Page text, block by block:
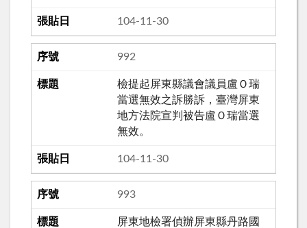
104-11-30
992
檢提起屏東縣議會議員盧Ｏ瑞
當選無效之訴勝訴，臺灣屏東
地方法院宣判被告盧Ｏ瑞當選
無效。
104-11-30
993
屏東地檢署偵辦屏東縣丹路國